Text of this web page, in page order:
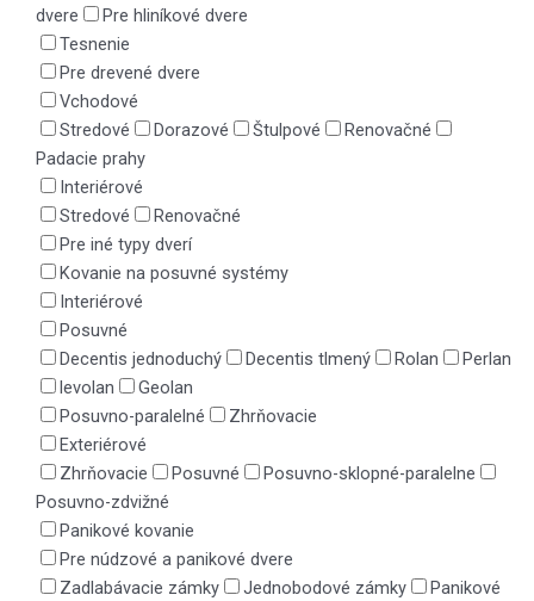
dvere
Pre hliníkové dvere
Tesnenie
Pre drevené dvere
Vchodové
Stredové
Dorazové Štulpové
Renovačné
Padacie prahy
Interiérové
Stredové
Renovačné
Pre iné typy dverí
Kovanie na posuvné systémy
Interiérové
Posuvné
Decentis jednoduchý
Decentis tlmený Rolan
Perlan
levolan
Geolan
Posuvno-paralelné
Zhrňovacie
Exteriérové
Zhrňovacie
Posuvné
Posuvno-sklopné-paralelne
Posuvno-zdvižné
Panikové kovanie
Pre núdzové a panikové dvere
Zadlabávacie zámky
Jednobodové zámky
Panikové